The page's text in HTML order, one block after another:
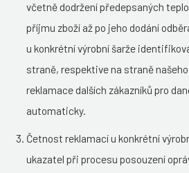
včetně dodržení předepsaných
příjmu zboží až po jeho dodání
u konkrétní výrobní šarže
straně, respektive na straně
reklamace dalších zákazníků pro
automaticky.
Četnost reklamací u konkrétní
ukazatel při procesu posouzení